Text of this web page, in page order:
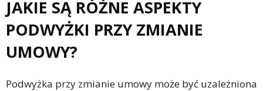
JAKIE SĄ RÓŻNE ASPEKTY
PODWYŻKI PRZY ZMIANIE
UMOWY?
Podwyżka przy zmianie umowy może być uzależniona